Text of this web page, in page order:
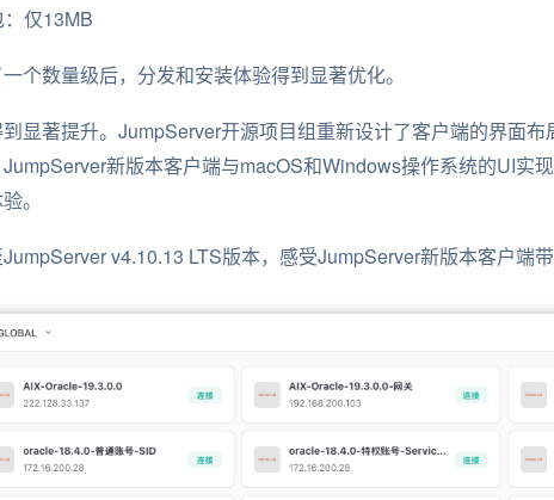
仅13MB
个数量级后，分发和安装体验得到显著优化。
显著提升。JumpServer开源项目组重新设计了客户端的界面
新版本客户端与macOS和Windows操作系统的UI实
。
v4.10.13 LTS版本，感受JumpServer新版本客户端